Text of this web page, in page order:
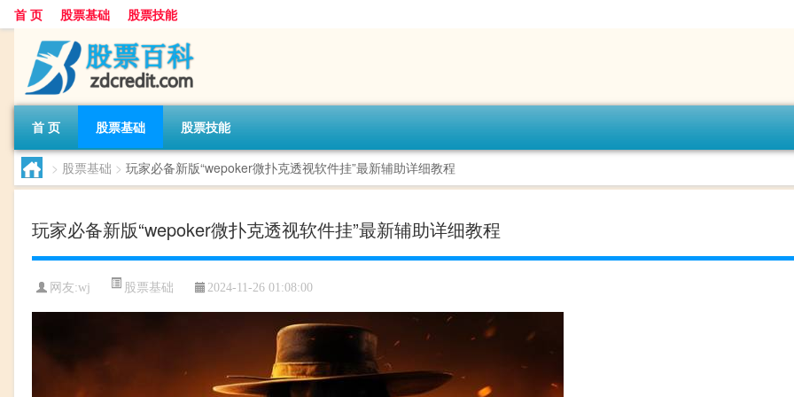
首 页 股票基础 股票技能
首 页 股票基础 股票技能
> 股票基础 > 玩家必备新版“wepoker微扑克透视软件挂”最新辅助详细教程
玩家必备新版“wepoker微扑克透视软件挂”最新辅助详细教程
网友:wj 股票基础 2024-11-26 01:08:00